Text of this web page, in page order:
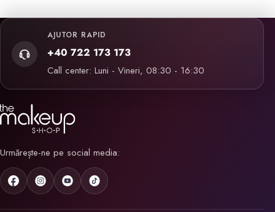
AJUTOR RAPID
+40 722 173 173
Call center: Luni - Vineri, 08:30 - 16:30
Urmărește-ne pe social media: